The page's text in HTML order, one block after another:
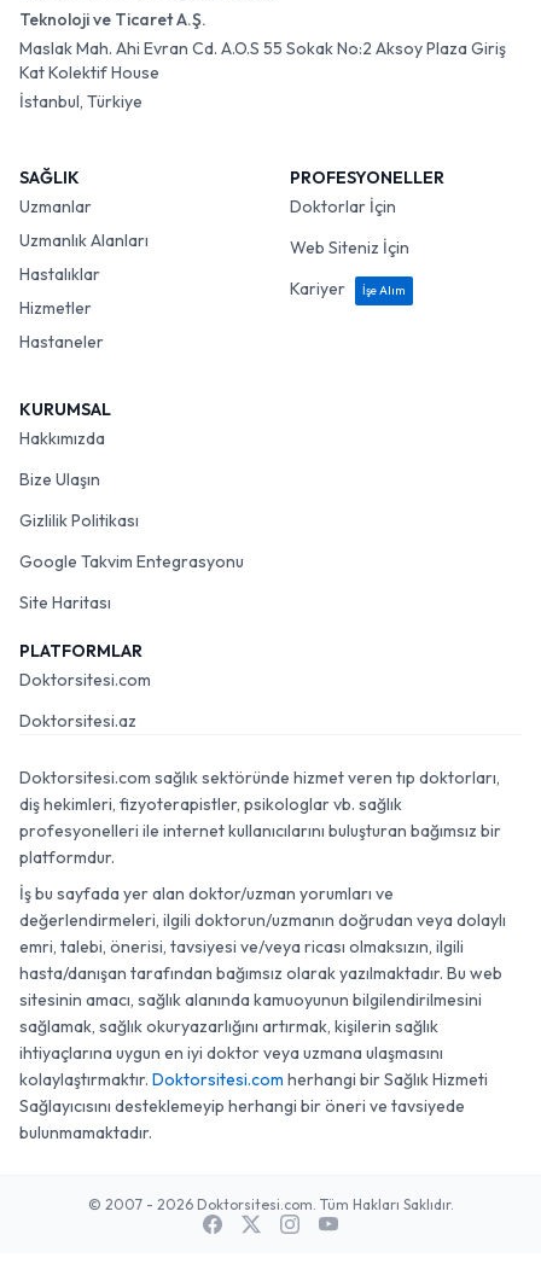
Teknoloji ve Ticaret A.Ş.
Maslak Mah. Ahi Evran Cd. A.O.S 55 Sokak No:2 Aksoy Plaza Giriş
Kat Kolektif House
İstanbul, Türkiye
SAĞLIK
Uzmanlar
Uzmanlık Alanları
Hastalıklar
Hizmetler
Hastaneler
PROFESYONELLER
Doktorlar İçin
Web Siteniz İçin
Kariyer
İşe Alım
KURUMSAL
Hakkımızda
Bize Ulaşın
Gizlilik Politikası
Google Takvim Entegrasyonu
Site Haritası
PLATFORMLAR
Doktorsitesi.com
Doktorsitesi.az
Doktorsitesi.com sağlık sektöründe hizmet veren tıp doktorları,
diş hekimleri, fizyoterapistler, psikologlar vb. sağlık
profesyonelleri ile internet kullanıcılarını buluşturan bağımsız bir
platformdur.
İş bu sayfada yer alan doktor/uzman yorumları ve
değerlendirmeleri, ilgili doktorun/uzmanın doğrudan veya dolaylı
emri, talebi, önerisi, tavsiyesi ve/veya ricası olmaksızın, ilgili
hasta/danışan tarafından bağımsız olarak yazılmaktadır. Bu web
sitesinin amacı, sağlık alanında kamuoyunun bilgilendirilmesini
sağlamak, sağlık okuryazarlığını artırmak, kişilerin sağlık
ihtiyaçlarına uygun en iyi doktor veya uzmana ulaşmasını
kolaylaştırmaktır. Doktorsitesi.com herhangi bir Sağlık Hizmeti
Sağlayıcısını desteklemeyip herhangi bir öneri ve tavsiyede
bulunmamaktadır.
© 2007 - 2026 Doktorsitesi.com. Tüm Hakları Saklıdır.